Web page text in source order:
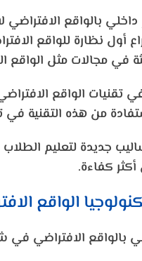
بالواقع الافتراضي
في مجالات مثل الواقع
الواقع الافتراضي
من هذه التقنية
جديدة لتعليم
كفاءة.
الواقع
بالواقع الافتراضي في